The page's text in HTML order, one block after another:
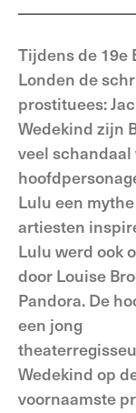
Tijdens de 19e
Londen de
prostituees:
Wedekind zijn
veel
Lulu een
artiesten
Lulu werd ook
door Louise
Pandora. De
een jong
Wedekind op
voornaamste